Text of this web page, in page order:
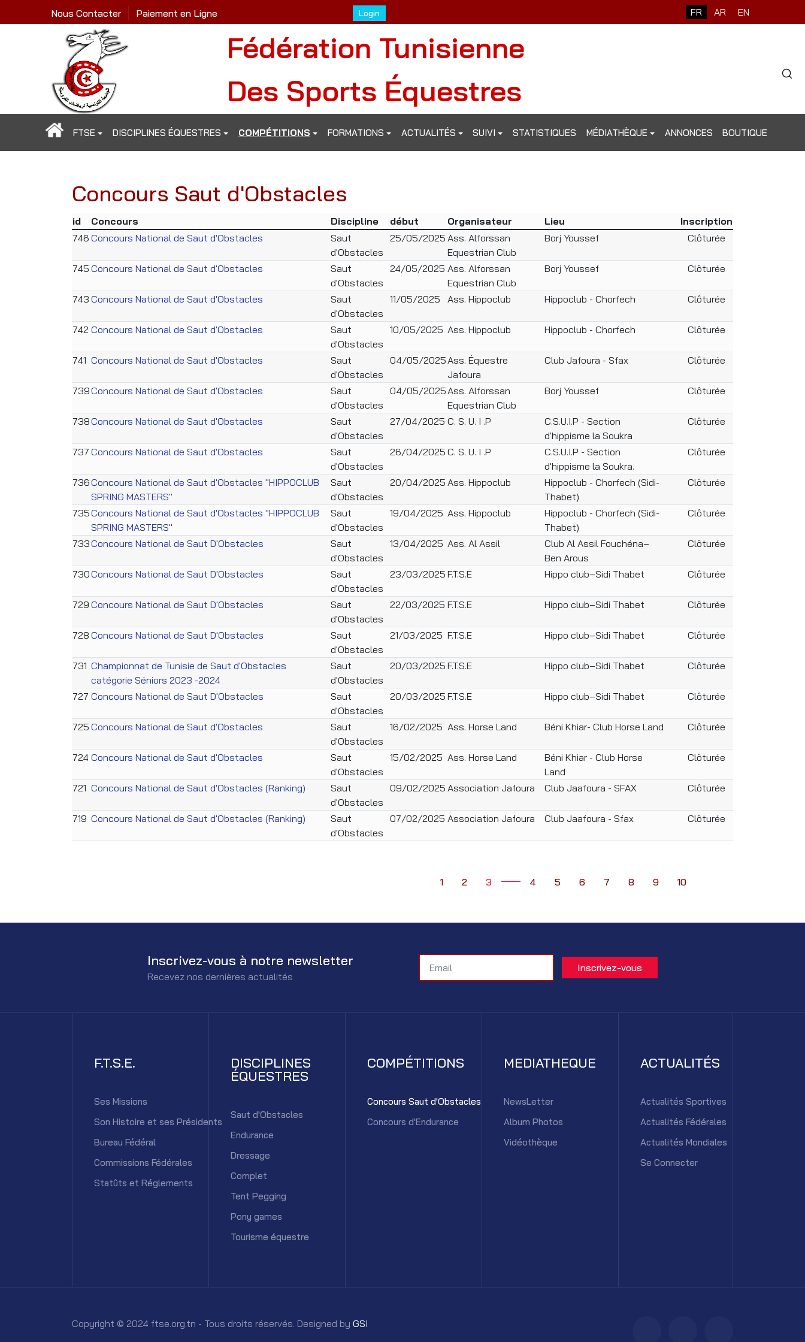
Login
Nous Contacter Paiement en Ligne FR AR EN
Fédération Tunisienne
Des Sports Équestres
FTSE DISCIPLINES ÉQUESTRES COMPÉTITIONS FORMATIONS ACTUALITÉS SUIVI STATISTIQUES MÉDIATHÈQUE ANNONCES BOUTIQUE
Concours Saut d'Obstacles
id Concours Discipline début Organisateur Lieu
Inscription
746 Concours National de Saut d'Obstacles
Saut
d'Obstacles
25/05/2025 Ass. Alforssan
Equestrian Club
Borj Youssef Clôturée
745 Concours National de Saut d'Obstacles
Saut
d'Obstacles
24/05/2025 Ass. Alforssan
Equestrian Club
Borj Youssef Clôturée
743 Concours National de Saut d'Obstacles
Saut
d'Obstacles
11/05/2025 Ass. Hippoclub Hippoclub - Chorfech Clôturée
742 Concours National de Saut d'Obstacles
Saut
d'Obstacles
10/05/2025 Ass. Hippoclub Hippoclub - Chorfech Clôturée
741 Concours National de Saut d'Obstacles
Saut
d'Obstacles
04/05/2025 Ass. Équestre
Jafoura
Club Jafoura - Sfax Clôturée
739Concours National de Saut d'Obstacles
Saut
d'Obstacles
04/05/2025 Ass. Alforssan
Equestrian Club
Borj Youssef Clôturée
738Concours National de Saut d'Obstacles
Saut
d'Obstacles
27/04/2025 C. S. U. I .P
C.S.U.I.P - Section
d'hippisme la Soukra
Clôturée
737 Concours National de Saut d'Obstacles
Saut
d'Obstacles
26/04/2025 C. S. U. I .P
C.S.U.I.P - Section
d'hippisme la Soukra.
Clôturée
736Concours National de Saut d'Obstacles "HIPPOCLUB
SPRING MASTERS"
Saut
d'Obstacles
20/04/2025 Ass. Hippoclub
Hippoclub - Chorfech (Sidi-
Thabet)
Clôturée
735Concours National de Saut d'Obstacles "HIPPOCLUB
SPRING MASTERS"
Saut
d'Obstacles
19/04/2025 Ass. Hippoclub
Hippoclub - Chorfech (Sidi-
Thabet)
Clôturée
733Concours National de Saut D'Obstacles
Saut
d'Obstacles
13/04/2025 Ass. Al Assil
Club Al Assil Fouchéna–
Ben Arous
Clôturée
730Concours National de Saut D'Obstacles
Saut
d'Obstacles
23/03/2025 F.T.S.E Hippo club–Sidi Thabet Clôturée
729 Concours National de Saut D'Obstacles
Saut
d'Obstacles
22/03/2025 F.T.S.E Hippo club–Sidi Thabet Clôturée
728 Concours National de Saut D'Obstacles
Saut
d'Obstacles
21/03/2025 F.T.S.E Hippo club–Sidi Thabet Clôturée
731 Championnat de Tunisie de Saut d'Obstacles
catégorie Séniors 2023 -2024
Saut
d'Obstacles
20/03/2025 F.T.S.E Hippo club–Sidi Thabet Clôturée
727 Concours National de Saut D'Obstacles
Saut
d'Obstacles
20/03/2025 F.T.S.E Hippo club–Sidi Thabet Clôturée
725 Concours National de Saut d'Obstacles
Saut
d'Obstacles
16/02/2025 Ass. Horse Land Béni Khiar- Club Horse Land Clôturée
724 Concours National de Saut d'Obstacles
Saut
d'Obstacles
15/02/2025 Ass. Horse Land
Béni Khiar - Club Horse
Land
Clôturée
721 Concours National de Saut d'Obstacles (Ranking)
Saut
d'Obstacles
09/02/2025 Association Jafoura Club Jaafoura - SFAX Clôturée
719 Concours National de Saut d'Obstacles (Ranking)
Saut
d'Obstacles
07/02/2025 Association Jafoura Club Jaafoura - Sfax Clôturée
1 2 3 4 5 6 7 8 9 10
Inscrivez-vous à notre newsletter
Recevez nos dernières actualités
F.T.S.E.
Ses Missions
Son Histoire et ses Présidents
Bureau Fédéral
Commissions Fédérales
Statûts et Réglements
DISCIPLINES
ÉQUESTRES
Saut d'Obstacles
Endurance
Dressage
Complet
Tent Pegging
Pony games
Tourisme équestre
COMPÉTITIONS
Concours Saut d'Obstacles
Concours d'Endurance
MEDIATHEQUE
NewsLetter
Album Photos
Vidéothèque
ACTUALITÉS
Actualités Sportives
Actualités Fédérales
Actualités Mondiales
Se Connecter
Copyright © 2024 ftse.org.tn - Tous droits réservés. Designed by GSI